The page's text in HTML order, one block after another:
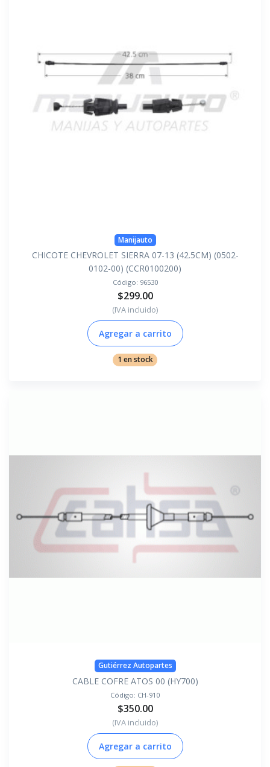
Manijauto
CHICOTE CHEVROLET SIERRA 07-13 (42.5CM) (0502-
0102-00) (CCR0100200)
Código: 96530
$299.00
(IVA incluido)
Agregar a carrito
1 en stock
Gutiérrez Autopartes
CABLE COFRE ATOS 00 (HY700)
Código: CH-910
$350.00
(IVA incluido)
Agregar a carrito